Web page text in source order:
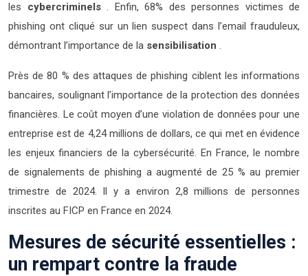
les cybercriminels . Enfin, 68% des personnes victimes de
phishing ont cliqué sur un lien suspect dans l’email frauduleux,
démontrant l’importance de la sensibilisation .
Près de 80 % des attaques de phishing ciblent les informations
bancaires, soulignant l’importance de la protection des données
financières. Le coût moyen d’une violation de données pour une
entreprise est de 4,24 millions de dollars, ce qui met en évidence
les enjeux financiers de la cybersécurité. En France, le nombre
de signalements de phishing a augmenté de 25 % au premier
trimestre de 2024. Il y a environ 2,8 millions de personnes
inscrites au FICP en France en 2024.
Mesures de sécurité essentielles :
un rempart contre la fraude